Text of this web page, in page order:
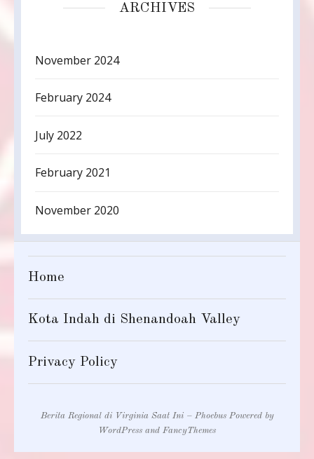
ARCHIVES
November 2024
February 2024
July 2022
February 2021
November 2020
Home
Kota Indah di Shenandoah Valley
Privacy Policy
Berita Regional di Virginia Saat Ini – PhoebusPowered by
WordPress and FancyThemes